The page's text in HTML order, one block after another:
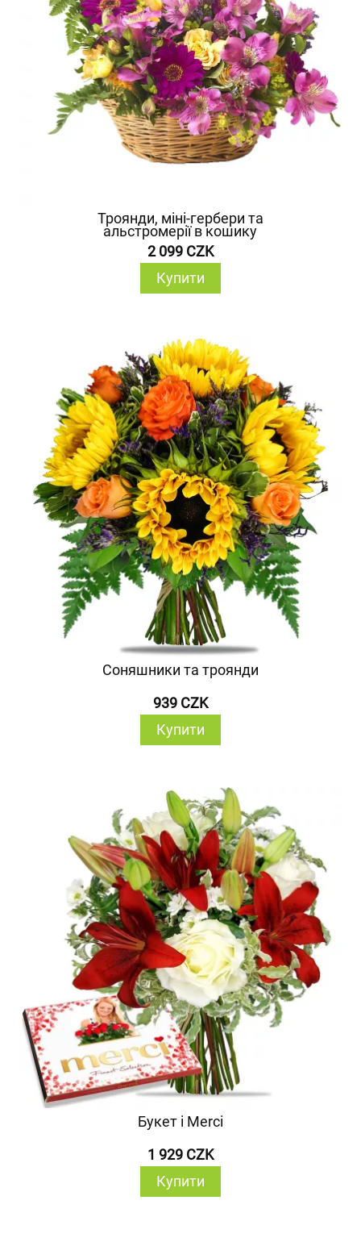
Троянди, міні-гербери та
альстромерії в кошику
2 099 CZK
Купити
Соняшники та троянди
939 CZK
Купити
Букет і Merci
1 929 CZK
Купити